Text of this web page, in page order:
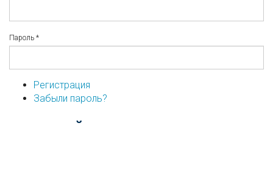
Пароль *
Регистрация
Забыли пароль?
...или войдите используя